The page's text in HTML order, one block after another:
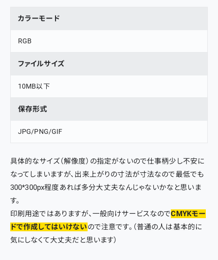
カラーモード
RGB
ファイルサイズ
10MB以下
保存形式
JPG/PNG/GIF
具体的なサイズ（解像度）の指定がないので仕事柄少し不安に
なってしまいますが、出来上がりの寸法が寸法なので最低でも
300*300px程度あれば多分大丈夫なんじゃないかなと思いま
す。
印刷用途ではありますが、一般向けサービスなのでCMYKモー
ドで作成してはいけないので注意です。（普通の人は基本的に
気にしなくて大丈夫だと思います）